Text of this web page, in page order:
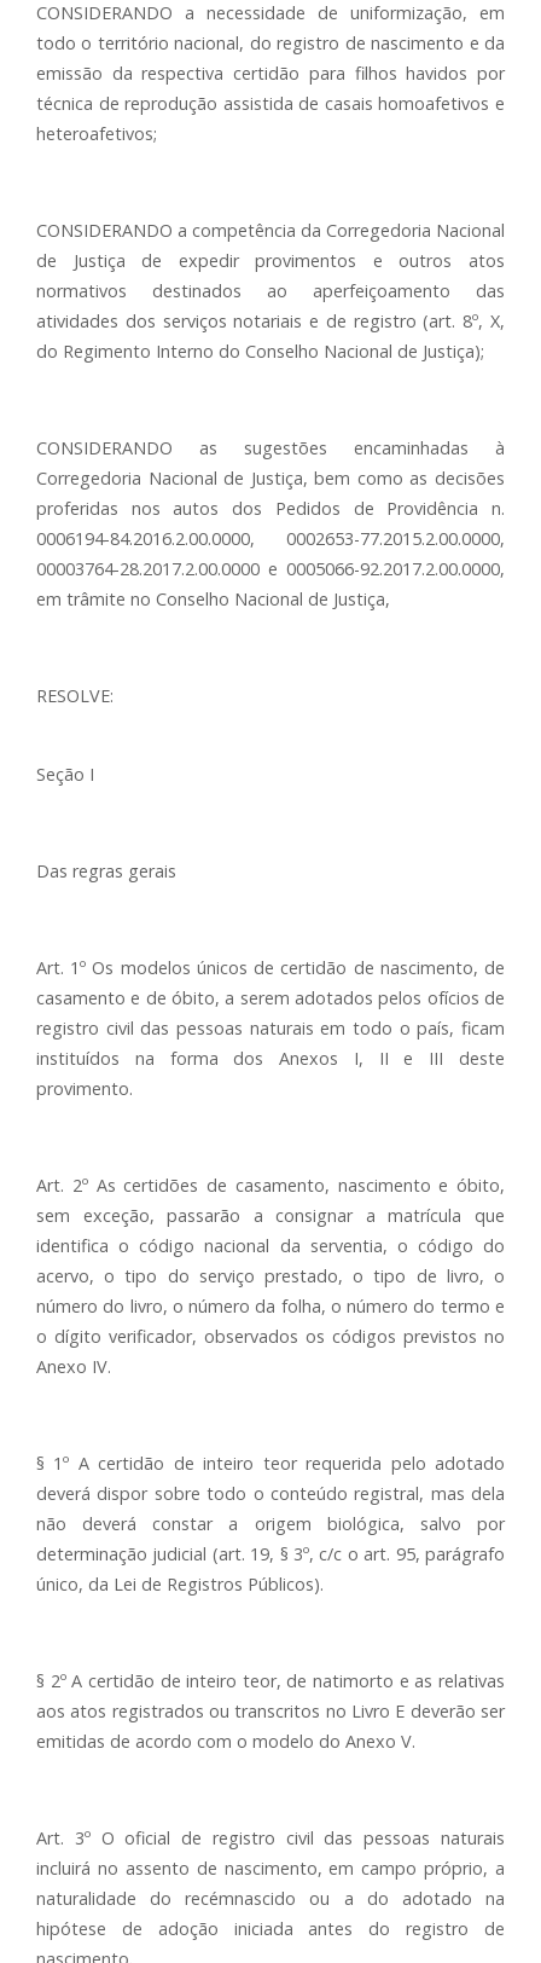
CONSIDERANDO a necessidade de uniformização, em
todo o território nacional, do registro de nascimento e da
emissão da respectiva certidão para filhos havidos por
técnica de reprodução assistida de casais homoafetivos e
heteroafetivos;
CONSIDERANDO a competência da Corregedoria Nacional
de Justiça de expedir provimentos e outros atos
normativos destinados ao aperfeiçoamento das
atividades dos serviços notariais e de registro (art. 8º, X,
do Regimento Interno do Conselho Nacional de Justiça);
CONSIDERANDO as sugestões encaminhadas à
Corregedoria Nacional de Justiça, bem como as decisões
proferidas nos autos dos Pedidos de Providência n.
0006194-84.2016.2.00.0000, 0002653-77.2015.2.00.0000,
00003764-28.2017.2.00.0000 e 0005066-92.2017.2.00.0000,
em trâmite no Conselho Nacional de Justiça,
RESOLVE:
Seção I
Das regras gerais
Art. 1º Os modelos únicos de certidão de nascimento, de
casamento e de óbito, a serem adotados pelos ofícios de
registro civil das pessoas naturais em todo o país, ficam
instituídos na forma dos Anexos I, II e III deste
provimento.
Art. 2º As certidões de casamento, nascimento e óbito,
sem exceção, passarão a consignar a matrícula que
identifica o código nacional da serventia, o código do
acervo, o tipo do serviço prestado, o tipo de livro, o
número do livro, o número da folha, o número do termo e
o dígito verificador, observados os códigos previstos no
Anexo IV.
§ 1º A certidão de inteiro teor requerida pelo adotado
deverá dispor sobre todo o conteúdo registral, mas dela
não deverá constar a origem biológica, salvo por
determinação judicial (art. 19, § 3º, c/c o art. 95, parágrafo
único, da Lei de Registros Públicos).
§ 2º A certidão de inteiro teor, de natimorto e as relativas
aos atos registrados ou transcritos no Livro E deverão ser
emitidas de acordo com o modelo do Anexo V.
Art. 3º O oficial de registro civil das pessoas naturais
incluirá no assento de nascimento, em campo próprio, a
naturalidade do recémnascido ou a do adotado na
hipótese de adoção iniciada antes do registro de